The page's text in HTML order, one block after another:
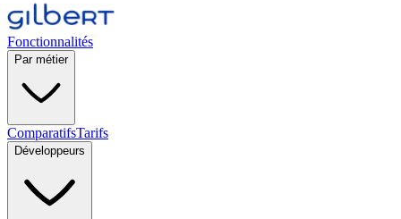
Fonctionnalités
Par métier
ComparatifsTarifs
Développeurs